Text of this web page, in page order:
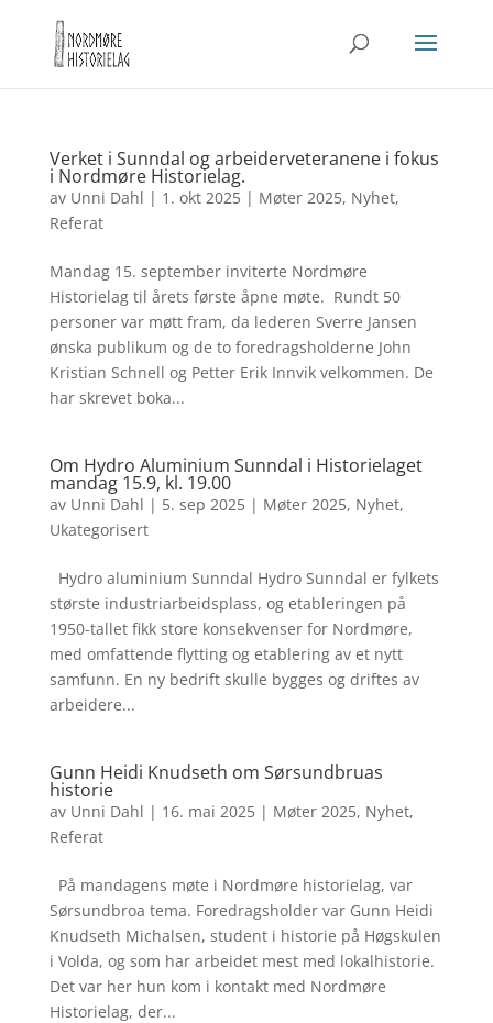
Verket i Sunndal og arbeiderveteranene i fokus
i Nordmøre Historielag.
av Unni Dahl | 1. okt 2025| Møter 2025, Nyhet,
Referat
Mandag 15. september inviterte Nordmøre
Historielag til årets første åpne møte. Rundt 50
personer var møtt fram, da lederen Sverre Jansen
ønska publikum og de to foredragsholderne John
Kristian Schnell og Petter Erik Innvik velkommen. De
har skrevet boka...
Om Hydro Aluminium Sunndal i Historielaget
mandag 15.9, kl. 19.00
av Unni Dahl | 5. sep 2025| Møter 2025, Nyhet,
Ukategorisert
Hydro aluminium Sunndal Hydro Sunndal er fylkets
største industriarbeidsplass, og etableringen på
1950-tallet fikk store konsekvenser for Nordmøre,
med omfattende flytting og etablering av et nytt
samfunn. En ny bedrift skulle bygges og driftes av
arbeidere...
Gunn Heidi Knudseth om Sørsundbruas
historie
av Unni Dahl | 16. mai 2025| Møter 2025, Nyhet,
Referat
På mandagens møte i Nordmøre historielag, var
Sørsundbroa tema. Foredragsholder var Gunn Heidi
Knudseth Michalsen, student i historie på Høgskulen
i Volda, og som har arbeidet mest med lokalhistorie.
Det var her hun kom i kontakt med Nordmøre
Historielag, der...